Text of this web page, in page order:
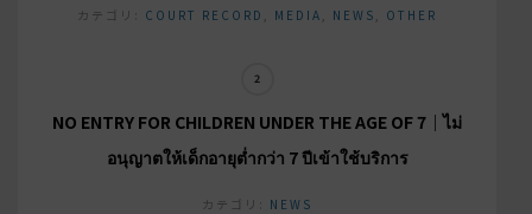
カテゴリ: COURT RECORD MEDIA NEWS OTHER
NO ENTRY FOR CHILDREN UNDER THE AGE OF 7｜ไม่
อนุญาตให้เด็กอายุต่ำกว่า 7 ปีเข้าใช้บริการ
カテゴリ: NEWS